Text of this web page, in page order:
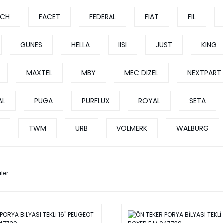
FACET FEDERAL FIAT FIL
GUNES HELLA IISI JUST KING
MAXTEL MBY MEC DIZEL NEXTPART
PUGA PURFLUX ROYAL SETA
TWM URB VOLMERK WALBURG